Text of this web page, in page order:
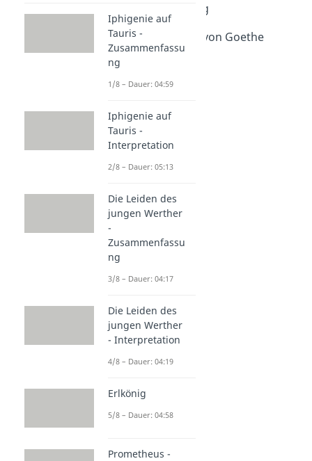
Der Zauberlehrling
Dauer: 05:26
Johann Wolfgang von Goethe
Dauer: 03:13
Iphigenie auf
Tauris -
Zusammenfassu
ng
1/8 – Dauer: 04:59
Iphigenie auf
Tauris -
Interpretation
2/8 – Dauer: 05:13
Die Leiden des
jungen Werther
-
Zusammenfassu
ng
3/8 – Dauer: 04:17
Die Leiden des
jungen Werther
- Interpretation
4/8 – Dauer: 04:19
Erlkönig
5/8 – Dauer: 04:58
Prometheus -